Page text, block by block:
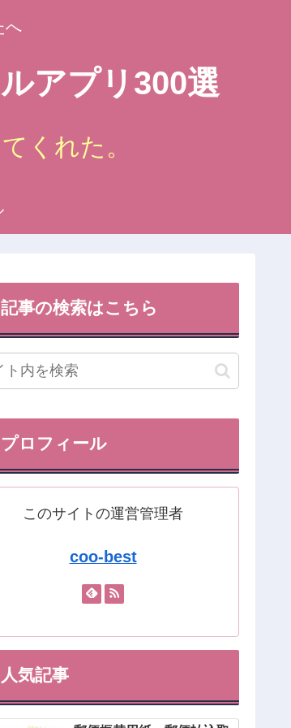
へ
アプリ300選
くれた。
記事の検索はこちら
プロフィール
このサイトの運営管理者
coo-best
人気記事